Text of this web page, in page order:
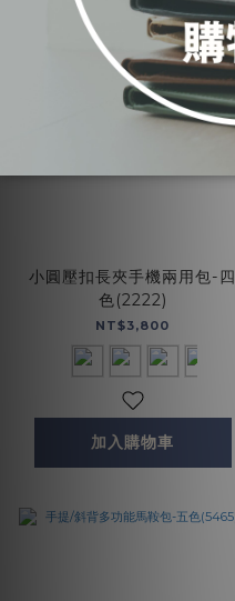
小圓壓扣長夾手機兩用包-四
色(2222)
NT$3,800
加入購物車